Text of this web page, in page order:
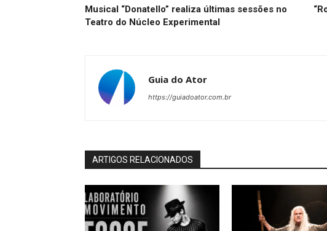
Musical “Donatello” realiza últimas sessões no
Teatro do Núcleo Experimental
Guia do Ator
https://guiadoator.com.br
ARTIGOS RELACIONADOS